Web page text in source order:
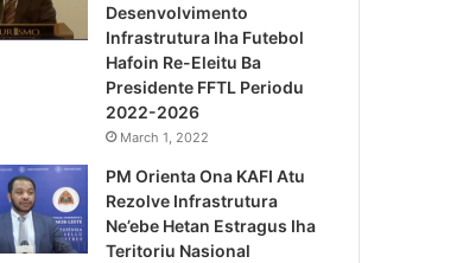
Lei Siberseguransa Ajuda
Kaptura Autór Kriminozu
Estranjeiru
Desenvolvimento
Infrastrutura Iha Futebol
Hafoin Re-Eleitu Ba
Presidente FFTL Periodu
2022-2026
March 1, 2022
PM Orienta Ona KAFI Atu
Rezolve Infrastrutura
Ne’ebe Hetan Estragus Iha
Teritoriu Nasional